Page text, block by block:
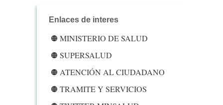
Enlaces de interes
MINISTERIO DE SALUD
SUPERSALUD
ATENCIÓN AL CIUDADANO
TRAMITE Y SERVICIOS